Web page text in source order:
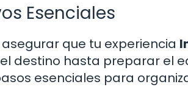
Esenciales
que tu experiencia
destino hasta preparar el
esenciales para